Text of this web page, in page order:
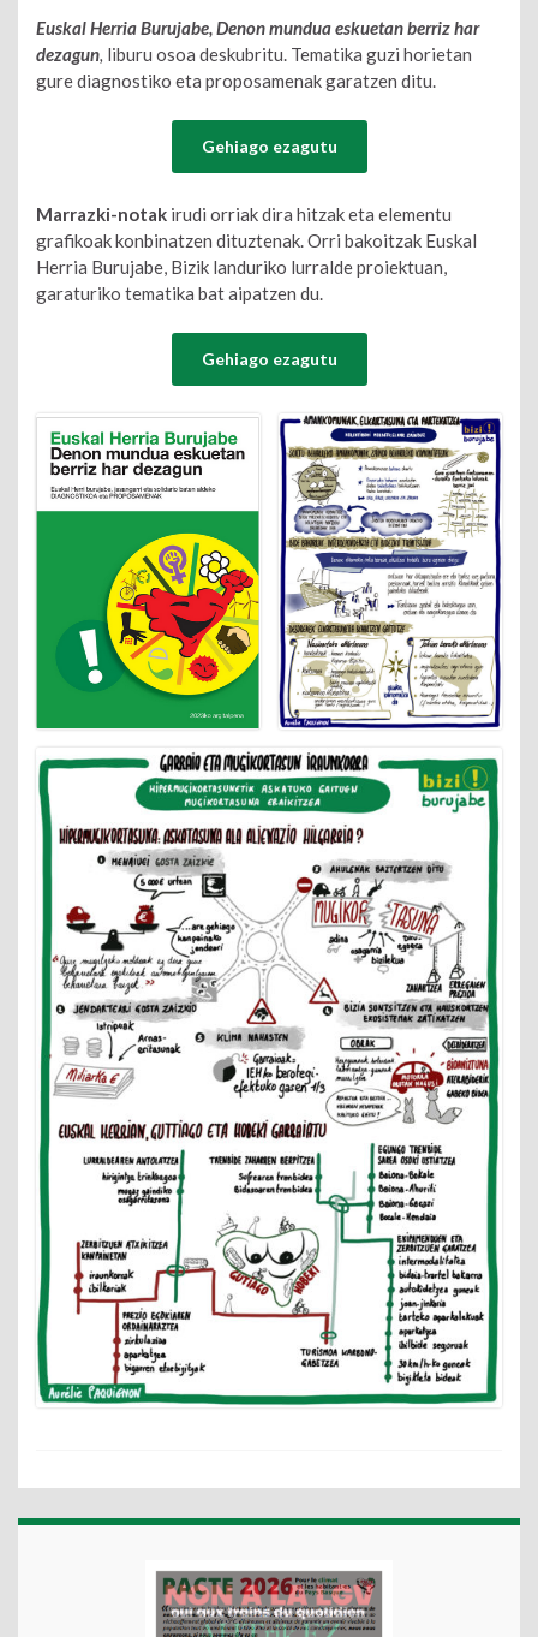
Euskal Herria Burujabe, Denon mundua eskuetan berriz har
dezagun liburu osoa deskubritu. Tematika guzi horietan
gure diagnostiko eta proposamenak garatzen ditu.
Gehiago ezagutu
Marrazki-notak irudi orriak dira hitzak eta elementu
grafikoak konbinatzen dituztenak. Orri bakoitzak Euskal
Herria Burujabe, Bizik landuriko lurralde proiektuan,
garaturiko tematika bat aipatzen du.
Gehiago ezagutu